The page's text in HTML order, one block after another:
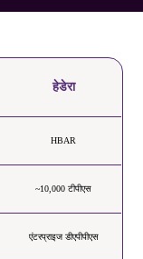
हेडेरा
HBAR
~10,000 टीपीएस
एंटरप्राइज डीएपीपीएस